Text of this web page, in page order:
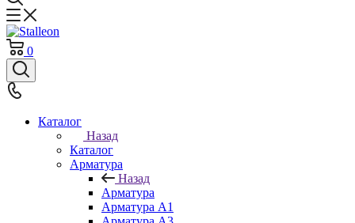
0
Каталог
Назад
Каталог
Арматура
Назад
Арматура
Арматура A1